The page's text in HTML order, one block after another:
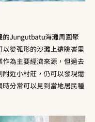
的Jungutbatu海灘周圍聚
從弧形的沙灘上遠眺峇里
為主要經濟來源，但過去
附近小村莊，仍可以發現還
分常可以見到當地居民種